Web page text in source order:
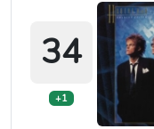
34
+1